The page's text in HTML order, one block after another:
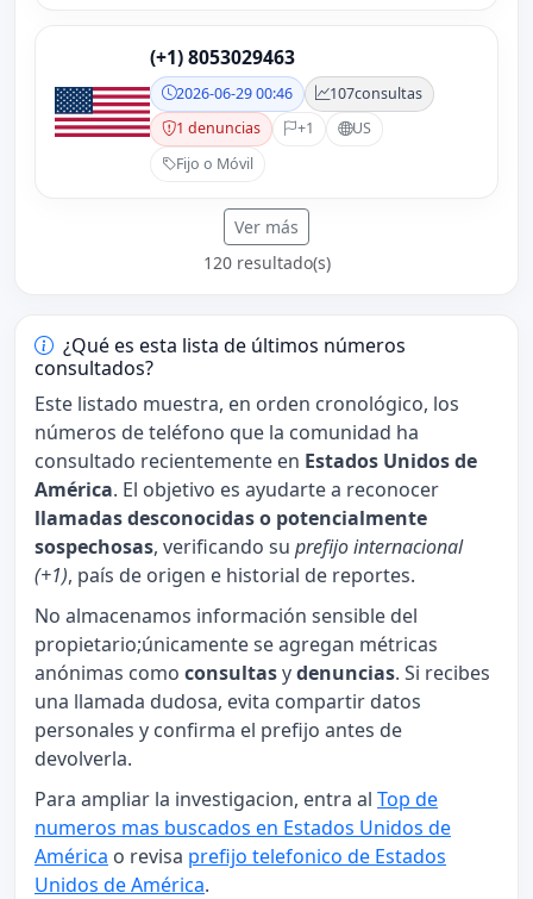
(+1) 8053029463
2026-06-29 00:46 107consultas
1 denuncias
+1
US
Fijo o Móvil
Ver más
120 resultado(s)
¿Qué es esta lista de últimos números
consultados?
Este listado muestra, en orden cronológico, los
números de teléfono que la comunidad ha
consultado recientemente en Estados Unidos de
América. El objetivo es ayudarte a reconocer
llamadas desconocidas o potencialmente
sospechosas, verificando su prefijo internacional
(+1), país de origen e historial de reportes.
No almacenamos información sensible del
propietario;únicamente se agregan métricas
anónimas como consultasydenuncias. Si recibes
una llamada dudosa, evita compartir datos
personales y confirma el prefijo antes de
devolverla.
Para ampliar la investigacion, entra al Top de
numeros mas buscados en Estados Unidos de
América o revisa prefijo telefonico de Estados
Unidos de América.